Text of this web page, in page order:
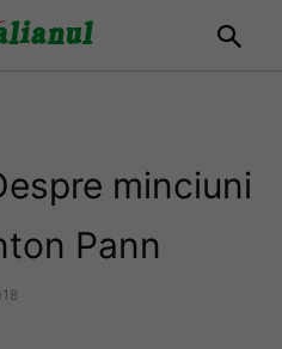
minciuni
Pann